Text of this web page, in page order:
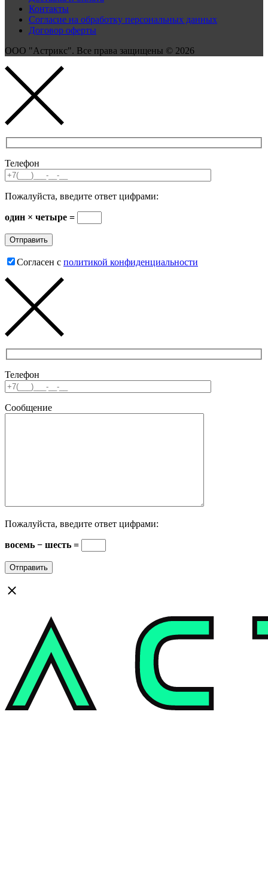
Контакты
Согласие на обработку персональных данных
Договор оферты
ООО "Астрикс". Все права защищены © 2026
Телефон
Пожалуйста, введите ответ цифрами:
один × четыре =
Согласен с политикой конфиденциальности
Телефон
Сообщение
Пожалуйста, введите ответ цифрами:
восемь − шесть =